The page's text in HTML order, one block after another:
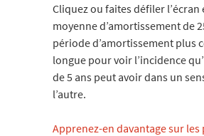
Cliquez ou faites défiler
moyenne d’amortissement de
période d’amortissement plus
longue pour voir l’incidence
de 5 ans peut avoir dans un
l’autre.
Apprenez-en davantage sur les